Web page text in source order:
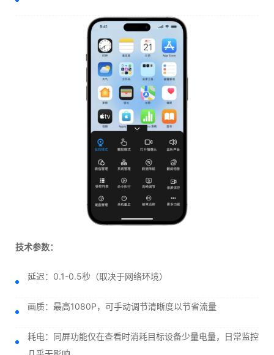
技术参数：
延迟：0.1-0.5秒（取决于网络环境）
画质：最高1080P，可手动调节清晰度以节省流量
耗电：同屏功能仅在查看时消耗目标设备少量电量，日常监控